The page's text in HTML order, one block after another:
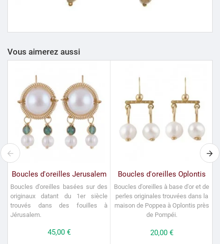
Vous aimerez aussi
Boucles d'oreilles Jerusalem
Boucles d'oreilles basées sur des
originaux datant du 1er siècle
trouvés dans des fouilles à
Jérusalem.
Prix
45,00 €
Boucles d'oreilles Oplontis
Boucles d'oreilles à base d'or et de
perles originales trouvées dans la
maison de Poppea à Oplontis près
de Pompéi.
Prix
20,00 €